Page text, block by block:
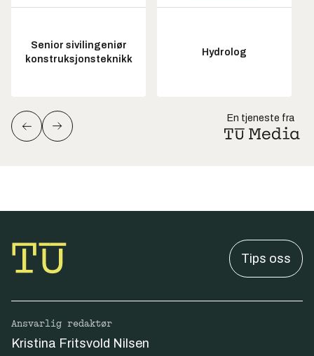
Senior sivilingeniør
konstruksjonsteknikk
Hydrolog
En tjeneste fra
Tips oss
Ansvarlig redaktør
Kristina Fritsvold Nilsen